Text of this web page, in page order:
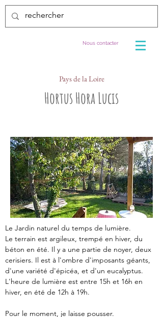
Nous contacter
Pays de la Loire
Hortus Hora Lucis
Le Jardin naturel du temps de lumière.
Le terrain est argileux, trempé en hiver, du
béton en été. Il y a une partie de noyer, deux
cerisiers. Il est à l'ombre d'imposants géants,
d'une variété d'épicéa, et d'un eucalyptus.
L'heure de lumière est entre 15h et 16h en
hiver, en été de 12h à 19h.
Pour le moment, je laisse pousser.